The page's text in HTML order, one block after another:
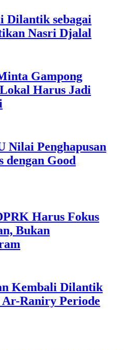
Dilantik sebagai
Nasri Djalal
Gampong
Harus Jadi
Nilai Penghapusan
dengan Good
Harus Fokus
Bukan
Kembali Dilantik
Raniry Periode